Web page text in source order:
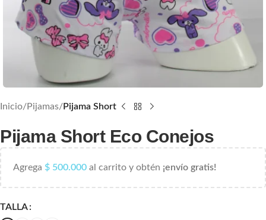
Inicio Pijamas Pijama Short
Pijama Short Eco Conejos
Agrega $ 500.000 al carrito y obtén ¡envío gratis!
TALLA